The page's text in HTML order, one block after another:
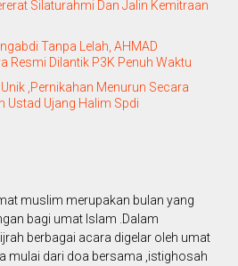
Silaturahmi Dan Jalin Kemitraan
Tanpa Lelah, AHMAD
Resmi Dilantik P3K Penuh Waktu
,Pernikahan Menurun Secara
Ustad Ujang Halim Spdi
muslim merupakan bulan yang
bagi umat lslam .Dalam
berbagai acara digelar oleh umat
mulai dari doa bersama ,istighosah